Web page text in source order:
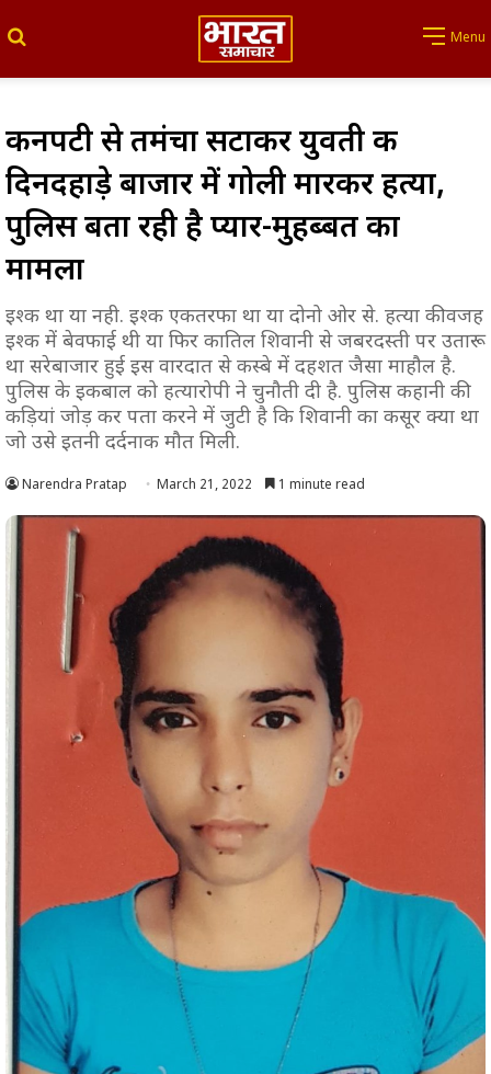
Menu
कनपटी से तमंचा सटाकर युवती की
दिनदहाड़े बाजार में गोली मारकर हत्या,
पुलिस बता रही है प्यार-मुहब्बत का
मामला
इश्क था या नही. इश्क एकतरफा था या दोनो ओर से. हत्या की वजह
इश्क में बेवफाई थी या फिर कातिल शिवानी से जबरदस्ती पर उतारू
था सरेबाजार हुई इस वारदात से कस्बे में दहशत जैसा माहौल है.
पुलिस के इकबाल को हत्यारोपी ने चुनौती दी है. पुलिस कहानी की
कड़ियां जोड़ कर पता करने में जुटी है कि शिवानी का कसूर क्या था
जो उसे इतनी दर्दनाक मौत मिली.
Narendra Pratap March 21, 2022 1 minute read